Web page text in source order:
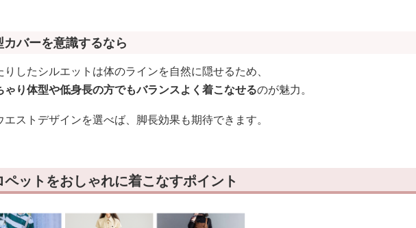
カバーを意識するなら
りしたシルエットは体のラインを自然に隠せるため、
ゃり体型や低身長の方でもバランスよく着こなせるのが魅力。
エストデザインを選べば、脚長効果も期待できます。
ペットをおしゃれに着こなすポイント